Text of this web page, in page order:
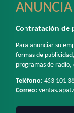
ANUNCIA
Contratación de
Para anunciar su
formas de
programas de
Teléfono: 453 101
Correo: